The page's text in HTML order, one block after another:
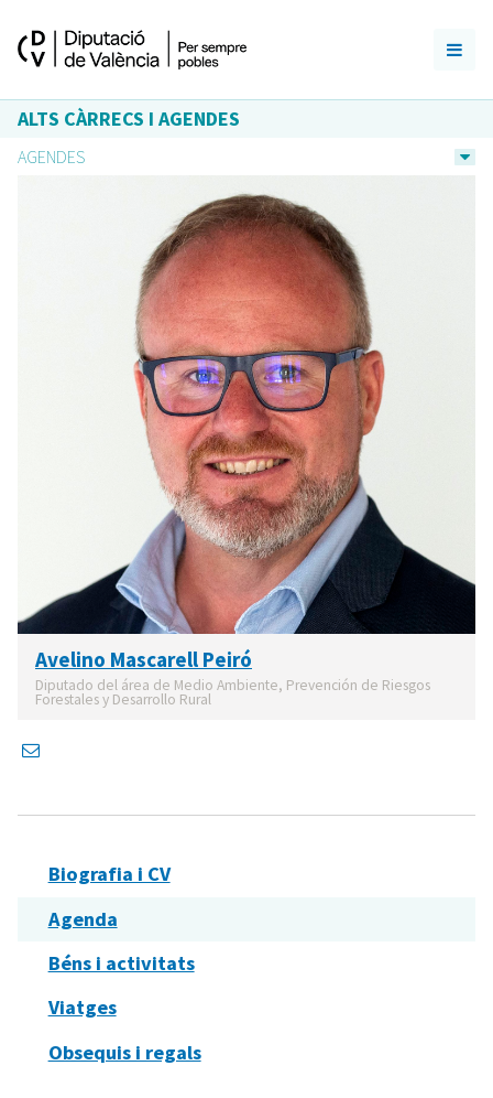
ALTS CÀRRECS I AGENDES
AGENDES
Avelino Mascarell Peiró
Diputado del área de Medio Ambiente, Prevención de Riesgos
Forestales y Desarrollo Rural
Biografia i CV
Agenda
Béns i activitats
Viatges
Obsequis i regals